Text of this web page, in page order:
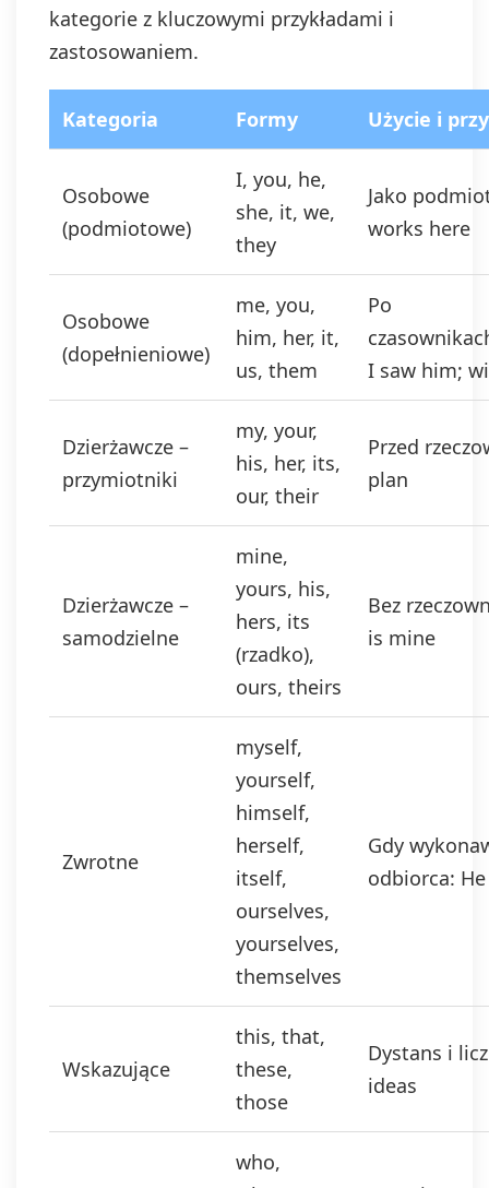
kategorie z kluczowymi przykładami i
zastosowaniem.
Kategoria Formy Użycie i
Osobowe
(podmiotowe)
I, you, he,
she, it, we,
they
Jako
works here
Osobowe
(dopełnieniowe)
me, you,
him, her, it,
us, them
Po
I saw him;
Dzierżawcze –
przymiotniki
my, your,
his, her, its,
our, their
Przed
plan
Dzierżawcze –
samodzielne
mine,
yours, his,
hers, its
(rzadko),
ours, theirs
Bez
is mine
Zwrotne
myself,
yourself,
himself,
herself,
itself,
ourselves,
yourselves,
themselves
Gdy
odbiorca:
Wskazujące
this, that,
these,
those
Dystans i
ideas
who,